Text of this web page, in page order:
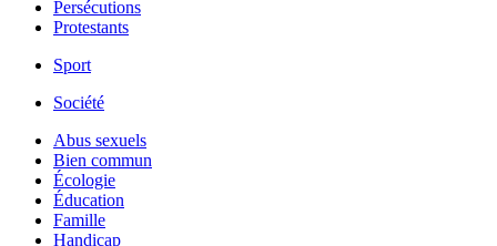
Persécutions
Protestants
Sport
Société
Abus sexuels
Bien commun
Écologie
Éducation
Famille
Handicap